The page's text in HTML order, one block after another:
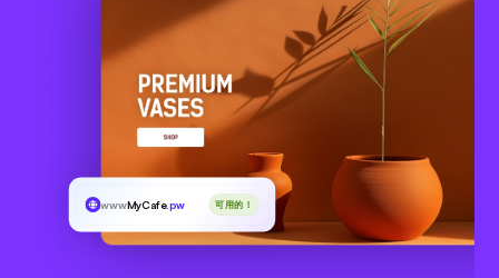
wwwMyCafe.pw 可用的！